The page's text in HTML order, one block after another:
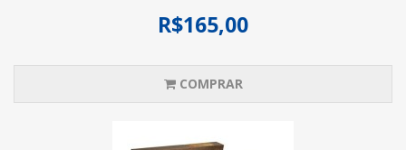
R$165,00
COMPRAR